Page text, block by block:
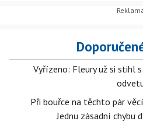
Vyřízeno: Fleury už si stihl
Při bouřce na těchto pár
Jednu zásadní chybu